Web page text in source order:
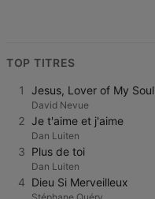
TOP TITRES
1 Jesus, Lover of My Soul
David Nevue
2 Je t'aime et j'aime
Dan Luiten
3 Plus de toi
Dan Luiten
4 Dieu Si Merveilleux